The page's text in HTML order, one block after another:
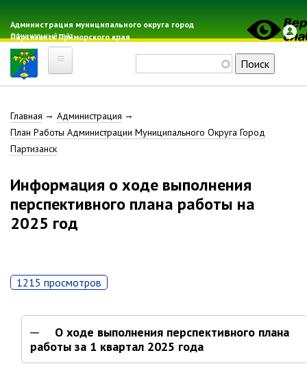
основному
содержанию
Администрация муниципального округа город
Партизанск Приморского края
Официальный сайт
Главная
Электронная почта
Местные налоги
Свод-WEB
Геральдика
Партизанского городского
округа»
Историческая справка
Строка
навигации
Главная
Администрация
План Работы Администрации Муниципального Округа Город
Партизанск
Информация о ходе выполнения
перспективного плана работы на
2025 год
1215 просмотров
О ходе выполнения перспективного плана
работы за 1 квартал 2025 года